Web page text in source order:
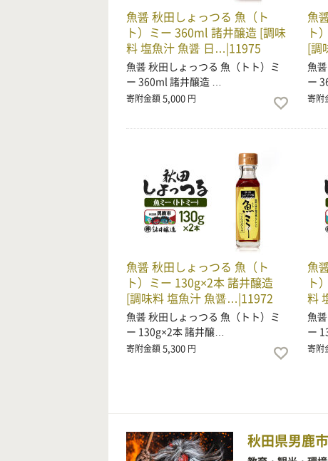
魚醤 秋田しょっつる 魚（ト
ト）ミー 360ml 諸井醸造 [調味
料 塩魚汁 魚醤 日…|11975
魚醤 秋田しょっつる 魚（トト）ミ
ー 360ml 諸井醸造 …
寄附金額5,000 円
魚
ト
[調
魚
ー
寄附
魚醤 秋田しょっつる 魚（ト
ト）ミー 130g×2本 諸井醸造
[調味料 塩魚汁 魚醤…|11972
魚醤 秋田しょっつる 魚（トト）ミ
ー 130g×2本 諸井醸…
寄附金額5,300 円
魚
ト
料
魚
ー
寄附
秋田県男鹿市